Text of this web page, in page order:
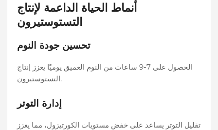
أنماط الحياة الداعمة لإنتاج
التستوستيرون
تحسين جودة النوم
الحصول على 7-9 ساعات من النوم العميق يوميًا يعزز إنتاج
التستوستيرون.
إدارة التوتر
تقليل التوتر يساعد على خفض مستويات الكورتيزول، مما يعزز